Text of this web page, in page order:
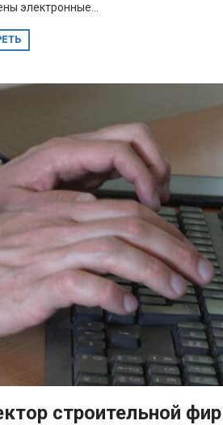
электронные...
строительной